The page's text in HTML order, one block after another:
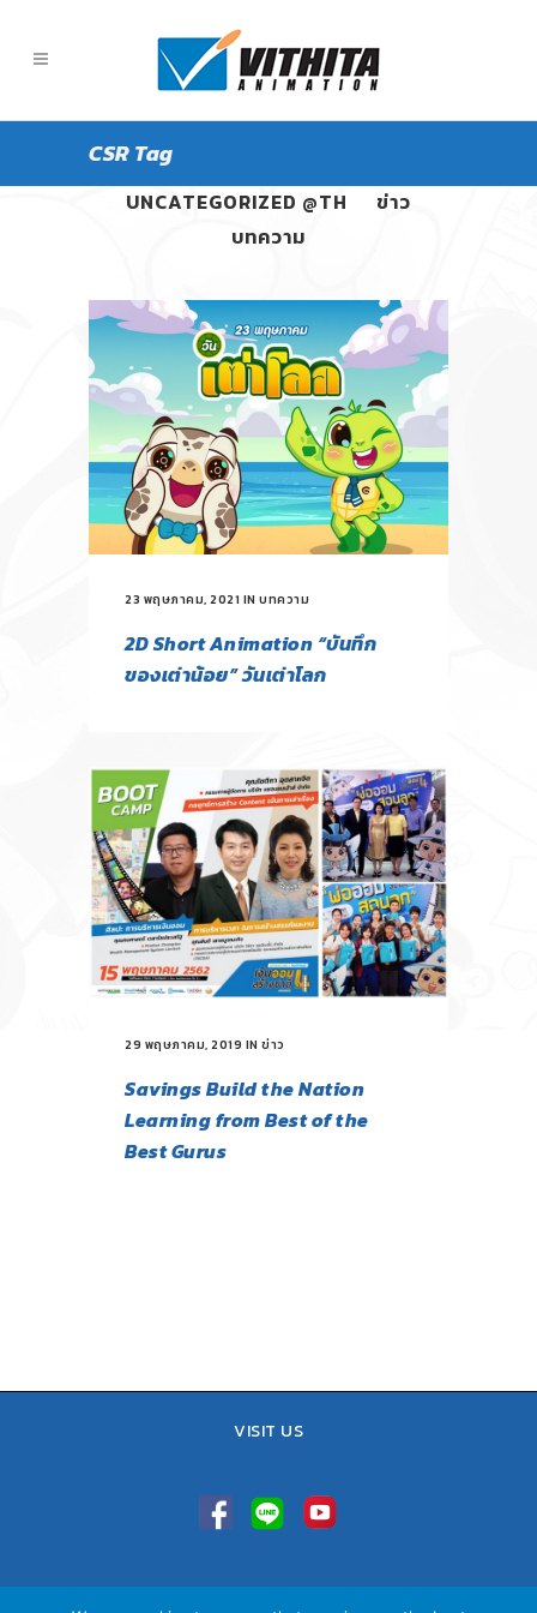
CSR Tag
UNCATEGORIZED @TH
ข่าว
บทความ
23 พฤษภาคม, 2021 IN บทความ
2D Short Animation “บันทึก
ของเต่าน้อย” วันเต่าโลก
29 พฤษภาคม, 2019 IN ข่าว
Savings Build the Nation
Learning from Best of the
Best Gurus
VISIT US